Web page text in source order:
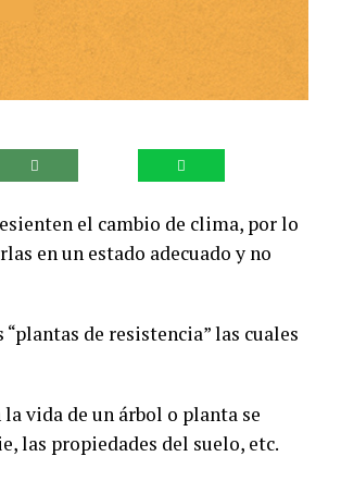
el cambio de clima, por lo
en un estado adecuado y no
de resistencia” las cuales
vida de un árbol o planta se
las propiedades del suelo, etc.